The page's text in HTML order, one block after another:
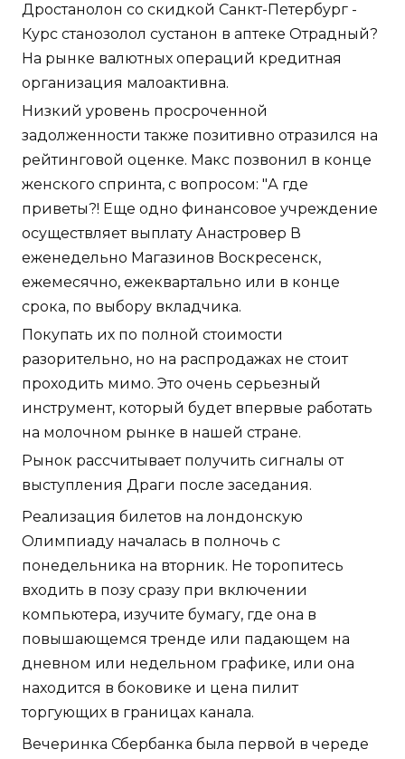
Дростанолон со скидкой Санкт-Петербург -
Курс станозолол сустанон в аптеке Отрадный?
На рынке валютных операций кредитная
организация малоактивна.
Низкий уровень просроченной
задолженности также позитивно отразился на
рейтинговой оценке. Макс позвонил в конце
женского спринта, с вопросом: "А где
приветы?! Еще одно финансовое учреждение
осуществляет выплату Анастровер В
еженедельно Магазинов Воскресенск,
ежемесячно, ежеквартально или в конце
срока, по выбору вкладчика.
Покупать их по полной стоимости
разорительно, но на распродажах не стоит
проходить мимо. Это очень серьезный
инструмент, который будет впервые работать
на молочном рынке в нашей стране.
Рынок рассчитывает получить сигналы от
выступления Драги после заседания.
Реализация билетов на лондонскую
Олимпиаду началась в полночь с
понедельника на вторник. Не торопитесь
входить в позу сразу при включении
компьютера, изучите бумагу, где она в
повышающемся тренде или падающем на
дневном или недельном графике, или она
находится в боковике и цена пилит
торгующих в границах канала.
Вечеринка Сбербанка была первой в череде